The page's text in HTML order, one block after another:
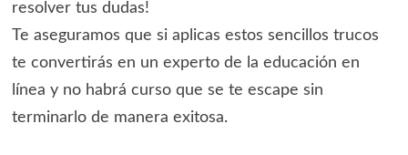
resolver tus dudas!
Te aseguramos que si aplicas estos sencillos trucos
te convertirás en un experto de la educación en
línea y no habrá curso que se te escape sin
terminarlo de manera exitosa.